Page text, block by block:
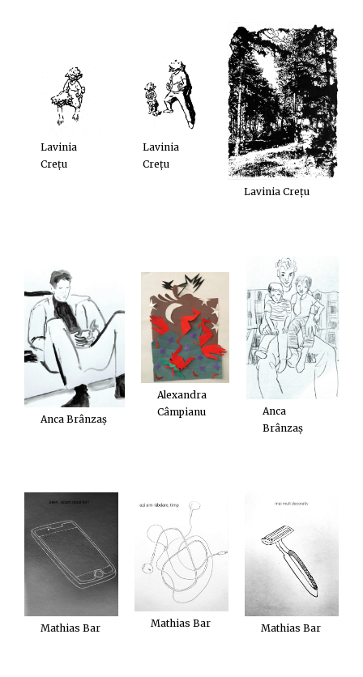
Lavinia
Crețu
Lavinia
Crețu
Lavinia Crețu
Anca Brânzaș
Alexandra
Câmpianu
Anca
Brânzaș
Mathias Bar Mathias Bar Mathias Bar